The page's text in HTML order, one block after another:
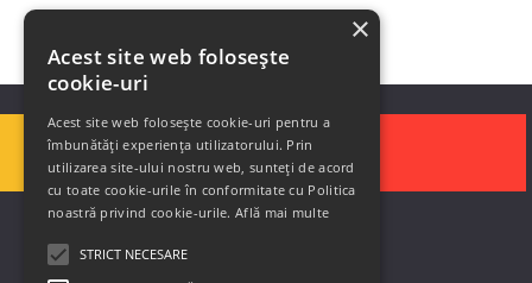
×
Acest site web folosește
cookie-uri
Acest site web folosește cookie-uri pentru a
îmbunătăți experiența utilizatorului. Prin
utilizarea site-ului nostru web, sunteți de acord
cu toate cookie-urile în conformitate cu Politica
noastră privind cookie-urile. Află mai multe
STRICT NECESARE